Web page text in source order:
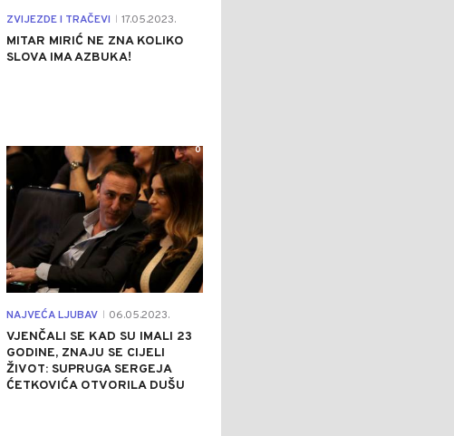
ZVIJEZDE I TRAČEVI 17.05.2023.
MITAR MIRIĆ NE ZNA KOLIKO
SLOVA IMA AZBUKA!
NAJVEĆA LJUBAV 06.05.2023.
VJENČALI SE KAD SU IMALI 23
GODINE, ZNAJU SE CIJELI
ŽIVOT: SUPRUGA SERGEJA
ĆETKOVIĆA OTVORILA DUŠU
0